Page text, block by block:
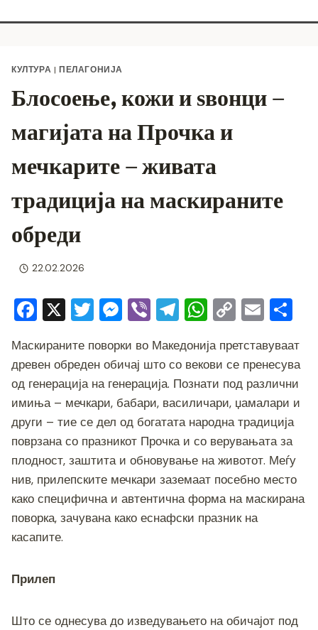
КУЛТУРА | ПЕЛАГОНИЈА
Блосоење, кожи и ѕвонци –
магијата на Прочка и
мечкарите – живата
традиција на маскираните
обреди
22.02.2026
F
c
e
b
o
o
k
X T
tt
er
M
ss
e
n
g
er
Vi
b
er
T
e
gr
a
m
W
h
at
s
A
p
p
C
p
y
Li
n
k
E
ai
l
ar
e
Маскираните поворки во Македонија претставуваат
древен обреден обичај што со векови се пренесува
од генерација на генерација. Познати под различни
имиња – мечкари, бабари, василичари, џамалари и
други – тие се дел од богатата народна традиција
поврзана со празникот Прочка и со верувањата за
плодност, заштита и обновување на животот. Меѓу
нив, прилепските мечкари заземаат посебно место
како специфична и автентична форма на маскирана
поворка, зачувана како еснафски празник на
касапите.
Прилеп
Што се однесува до изведувањето на обичајот под